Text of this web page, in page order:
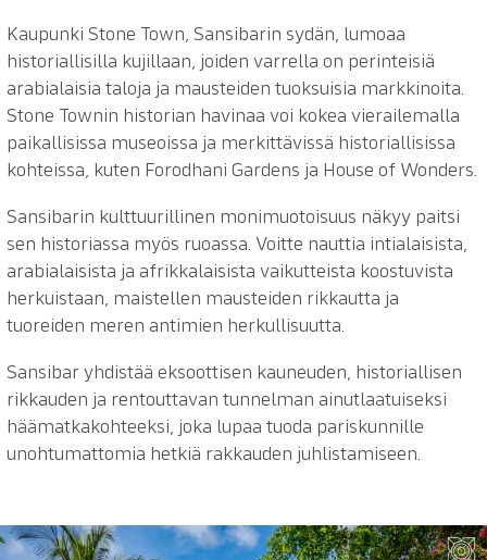
Kaupunki Stone Town, Sansibarin sydän, lumoaa
historiallisilla kujillaan, joiden varrella on perinteisiä
arabialaisia taloja ja mausteiden tuoksuisia markkinoita.
Stone Townin historian havinaa voi kokea vierailemalla
paikallisissa museoissa ja merkittävissä historiallisissa
kohteissa, kuten Forodhani Gardens ja House of Wonders.
Sansibarin kulttuurillinen monimuotoisuus näkyy paitsi
sen historiassa myös ruoassa. Voitte nauttia intialaisista,
arabialaisista ja afrikkalaisista vaikutteista koostuvista
herkuistaan, maistellen mausteiden rikkautta ja
tuoreiden meren antimien herkullisuutta.
Sansibar yhdistää eksoottisen kauneuden, historiallisen
rikkauden ja rentouttavan tunnelman ainutlaatuiseksi
häämatkakohteeksi, joka lupaa tuoda pariskunnille
unohtumattomia hetkiä rakkauden juhlistamiseen.